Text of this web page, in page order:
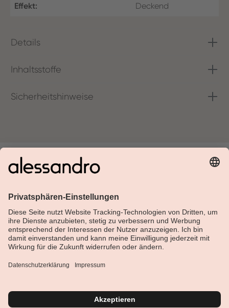
Effekt: Deckend
Details
Inhaltsstoffe
Sicherheitshinweise
Über Alessandro
Shop